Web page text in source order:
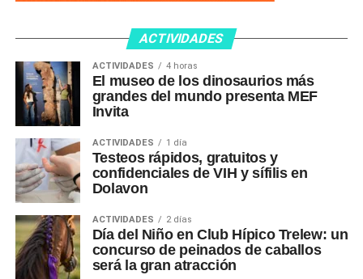
ACTIVIDADES
ACTIVIDADES 4 horas
El museo de los dinosaurios más
grandes del mundo presenta MEF
Invita
ACTIVIDADES 1 día
Testeos rápidos, gratuitos y
confidenciales de VIH y sífilis en
Dolavon
ACTIVIDADES 2 días
Día del Niño en Club Hípico Trelew: un
concurso de peinados de caballos
será la gran atracción